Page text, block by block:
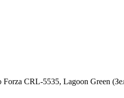
Forza CRL-5535, Lagoon Green